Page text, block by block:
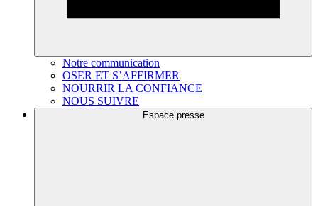
Notre communication
OSER ET S’AFFIRMER
NOURRIR LA CONFIANCE
NOUS SUIVRE
Espace presse